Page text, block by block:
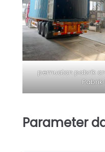
pemuatan pabrik
Pabrik
Parameter